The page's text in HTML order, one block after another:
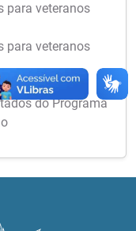
para veteranos
para veteranos
Termo de
do Programa